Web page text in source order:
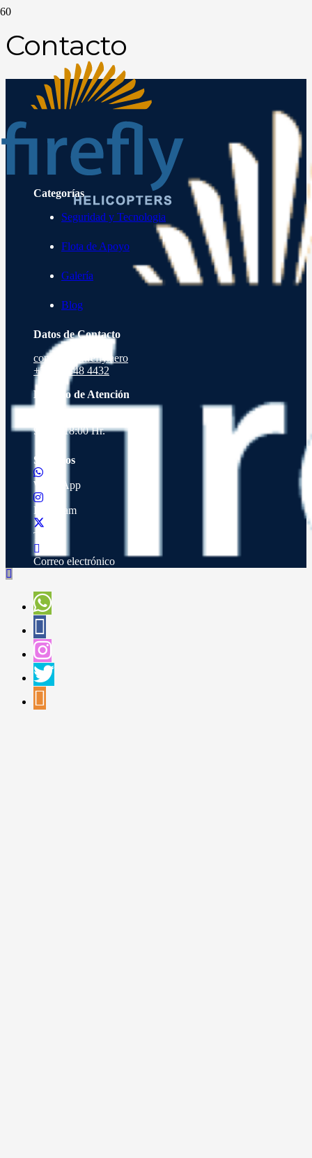
Contacto
Categorías
Seguridad y Tecnologia
Flota de Apoyo
Galería
Blog
Datos de Contacto
contacto@firefly.aero
+56 9 9848 4432
Horario de Atención
9:00 a 18:00 Hr.
Síguenos
WhatsApp
Instagram
Twitter
Correo electrónico